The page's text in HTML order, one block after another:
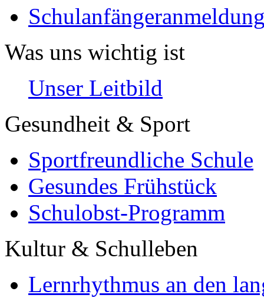
Was uns wichtig ist
Unser Leitbild
Gesundheit & Sport
Sportfreundliche Schule
Gesundes Frühstück
Schulobst-Programm
Kultur & Schulleben
Lernrhythmus an den